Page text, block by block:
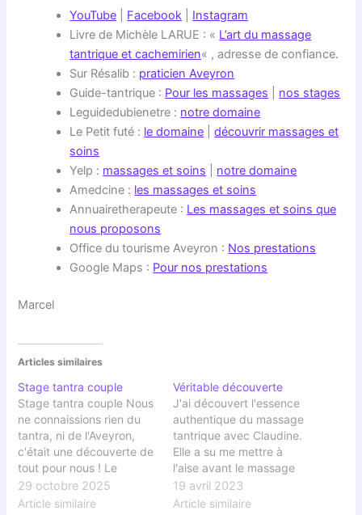
YouTube Facebook
Instagram
Livre de Michèle LARUE : « L’art du massage
tantrique et cachemirien« , adresse de confiance.
Sur Résalib : praticien Aveyron
Guide-tantrique : Pour les massages
nos stages
Leguidedubienetre : notre domaine
Le Petit futé : le domaine |découvrir massages et
soins
Yelp : massages et soins
notre domaine
Amedcine : les massages et soins
Annuairetherapeute : Les massages et soins que
nous proposons
Office du tourisme Aveyron : Nos prestations
Google Maps : Pour nos prestations
Marcel
Articles similaires
Stage tantra couple
Stage tantra couple Nous
ne connaissions rien du
tantra, ni de l'Aveyron,
c'était une découverte de
tout pour nous ! Le
domaine est immense et
magnifique, planté dans
29 octobre 2025
Article similaire
Véritable découverte
J'ai découvert l'essence
authentique du massage
tantrique avec Claudine.
Elle a su me mettre à
l'aise avant le massage
dans son salon zen où
nous avons discuté sur le
19 avril 2023
Article similaire